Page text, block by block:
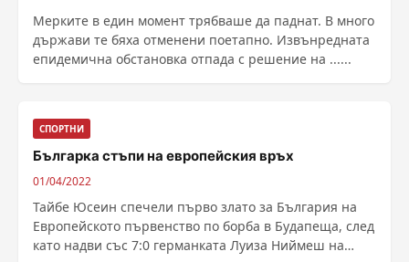
Мерките в един момент трябваше да паднат. В много
държави те бяха отменени поетапно. Извънредната
епидемична обстановка отпада с решение на ......
СПОРТНИ
Българка стъпи на европейския връх
01/04/2022
Тайбе Юсеин спечели първо злато за България на
Европейското първенство по борба в Будапеща, след
като надви със 7:0 германката Луиза Ниймеш на